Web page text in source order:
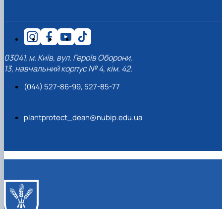
03041, м. Київ, вул. Героїв Оборони,
13, навчальний корпус № 4, кім. 42.
(044) 527-86-99, 527-85-77
plantprotect_dean@nubip.edu.ua